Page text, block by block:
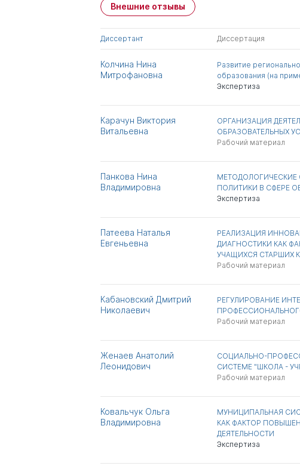
Имя
Панасюк Василий
Петрович
д.пед.н.
Всего 1
Внешние отзывы
Диссертант Диссертация
Колчина Нина
Митрофановна
Развитие
образования (на
Экспертиза
Карачун Виктория
Витальевна
ОРГАНИЗАЦИЯ
ОБРАЗОВАТЕЛЬНЫХ
Рабочий материал
Панкова Нина
Владимировна
ПОЛИТИКИ В СФЕРЕ
Экспертиза
Патеева Наталья
Евгеньевна
РЕАЛИЗАЦИЯ
ДИАГНОСТИКИ КАК
УЧАЩИХСЯ СТАРШИХ
Рабочий материал
Кабановский Дмитрий
Николаевич
РЕГУЛИРОВАНИЕ
Рабочий материал
Женаев Анатолий
Леонидович
СОЦИАЛЬНО-
СИСТЕМЕ "ШКОЛА -
Рабочий материал
Ковальчук Ольга
Владимировна
МУНИЦИПАЛЬНАЯ
КАК ФАКТОР
ДЕЯТЕЛЬНОСТИ
Экспертиза